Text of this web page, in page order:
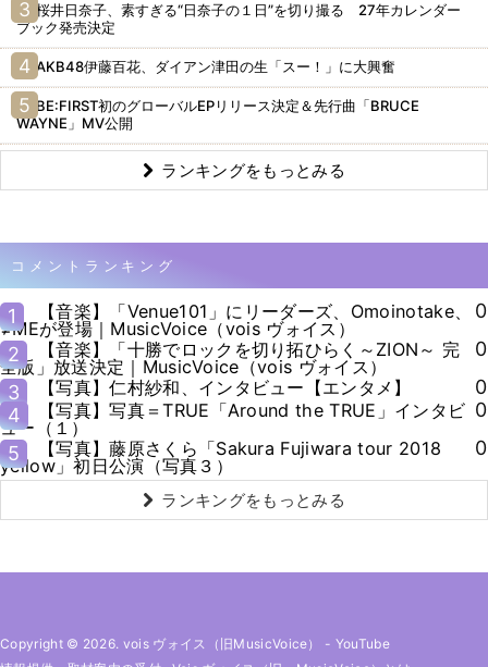
桜井日奈子、素すぎる“日奈子の１日”を切り撮る 27年カレンダー
ブック発売決定
AKB48伊藤百花、ダイアン津田の生「スー！」に大興奮
BE:FIRST初のグローバルEPリリース決定＆先行曲「BRUCE
WAYNE」MV公開
ランキングをもっとみる
コメントランキング
1
【音楽】「Venue101」にリーダーズ、Omoinotake、
≠MEが登場｜MusicVoice（vois ヴォイス）
0
2
【音楽】「十勝でロックを切り拓ひらく～ZION～ 完
全版」放送決定｜MusicVoice（vois ヴォイス）
0
3
【写真】仁村紗和、インタビュー【エンタメ】
0
4
【写真】写真＝TRUE「Around the TRUE」インタビ
ュー（１）
0
5
【写真】藤原さくら「Sakura Fujiwara tour 2018
yellow」初日公演（写真３）
0
ランキングをもっとみる
Copyright © 2026. vois ヴォイス（旧MusicVoice） - YouTube